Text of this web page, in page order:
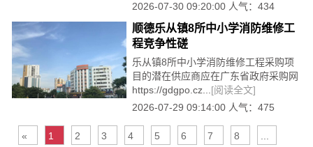
2026-07-30 09:20:00 人气：434
顺德乐从镇8所中小学消防维修工
程竞争性磋
乐从镇8所中小学消防维修工程采购项
目的潜在供应商应在广东省政府采购网
https://gdgpo.cz... [阅读全文]
2026-07-29 09:14:00 人气：475
« 1 2 3 4 5 6 7 8